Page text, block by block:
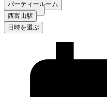
パーティールーム
西富山駅
日時を選ぶ